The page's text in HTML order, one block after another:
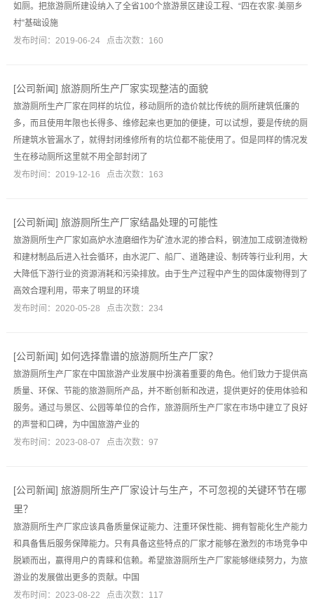
如厕。把旅游厕所建设纳入了全省100个旅游景区建设工程、“四在农家·美丽乡
村”基础设施
发布时间：2019-06-24 点击次数：160
[公司新闻] 旅游厕所生产厂家实现整洁的面貌
旅游厕所生产厂家在同样的坑位，移动厕所的造价就比传统的厕所建筑低廉的
多，而且使用年限也长得多、维修起来也更加的便捷，可以试想，要是传统的厕
所建筑水管漏水了，就得封闭维修所有的坑位都不能使用了。但是同样的情况发
生在移动厕所这里就不用全部封闭了
发布时间：2019-12-16 点击次数：163
[公司新闻] 旅游厕所生产厂家结晶处理的可能性
旅游厕所生产厂家如高炉水渣磨细作为矿渣水泥的掺合料，钢渣加工成钢渣微粉
和建材制品后进入社会循环，由水泥厂、船厂、道路建设、制砖等行业利用，大
大降低下游行业的资源消耗和污染排放。由于生产过程中产生的固体废物得到了
高效合理利用，带来了明显的环境
发布时间：2020-05-28 点击次数：234
[公司新闻] 如何选择靠谱的旅游厕所生产厂家？
旅游厕所生产厂家在中国旅游产业发展中扮演着重要的角色。他们致力于提供高
质量、环保、节能的旅游厕所产品，并不断创新和改进，提供更好的使用体验和
服务。通过与景区、公园等单位的合作，旅游厕所生产厂家在市场中建立了良好
的声誉和口碑，为中国旅游产业的
发布时间：2023-08-07 点击次数：97
[公司新闻] 旅游厕所生产厂家设计与生产，不可忽视的关键环节在哪
里？
旅游厕所生产厂家应该具备质量保证能力、注重环保性能、拥有智能化生产能力
和具备售后服务保障能力。只有具备这些特点的厂家才能够在激烈的市场竞争中
脱颖而出，赢得用户的青睐和信赖。希望旅游厕所生产厂家能够继续努力，为旅
游业的发展做出更多的贡献。中国
发布时间：2023-08-22 点击次数：117